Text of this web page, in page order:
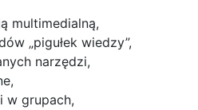
multimedialną,
„pigułek wiedzy”,
narzędzi,
w grupach,